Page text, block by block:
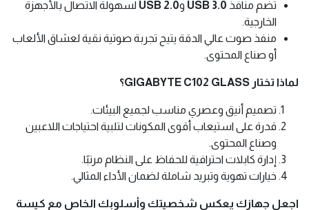
تضم منافذ USB 3.0 وUSB 2.0 لسهولة الاتصال بالأجهزة
الخارجية.
منفذ صوت عالي الدقة يتيح تجربة صوتية نقية لعشاق الألعاب
أو صناع المحتوى.
لماذا تختار GIGABYTE C102 GLASS؟
تصميم أنيق وعصري مناسب لجميع البيئات.
قدرة على استيعاب أقوى المكونات لتلبية احتياجات اللاعبين
وصناع المحتوى.
إدارة كابلات احترافية للحفاظ على النظام مرتبًا.
خيارات تهوية وتبريد شاملة لضمان الأداء المثالي.
اجعل جهازك يعكس شخصيتك وأسلوبك الخاص مع كيسة